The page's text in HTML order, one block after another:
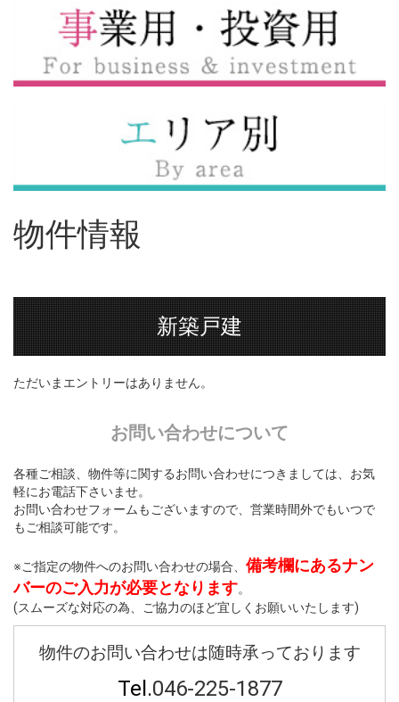
物件情報
新築戸建
ただいまエントリーはありません。
お問い合わせについて
各種ご相談、物件等に関するお問い合わせにつきましては、お気
軽にお電話下さいませ。
お問い合わせフォームもございますので、営業時間外でもいつで
もご相談可能です。
※ご指定の物件へのお問い合わせの場合、 備考欄にあるナン
バーのご入力が必要となります。
(スムーズな対応の為、ご協力のほど宜しくお願いいたします)
物件のお問い合わせは随時承っております
Tel.046-225-1877